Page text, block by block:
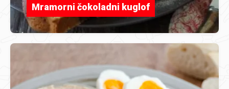
Mramorni čokoladni kuglof